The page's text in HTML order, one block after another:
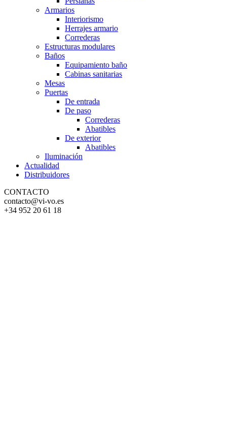
Armarios
Interiorismo
Herrajes armario
Correderas
Estructuras modulares
Baños
Equipamiento baño
Cabinas sanitarias
Mesas
Puertas
De entrada
De paso
Correderas
Abatibles
De exterior
Abatibles
Iluminación
Actualidad
Distribuidores
CONTACTO
contacto@vi-vo.es
+34 952 20 61 18